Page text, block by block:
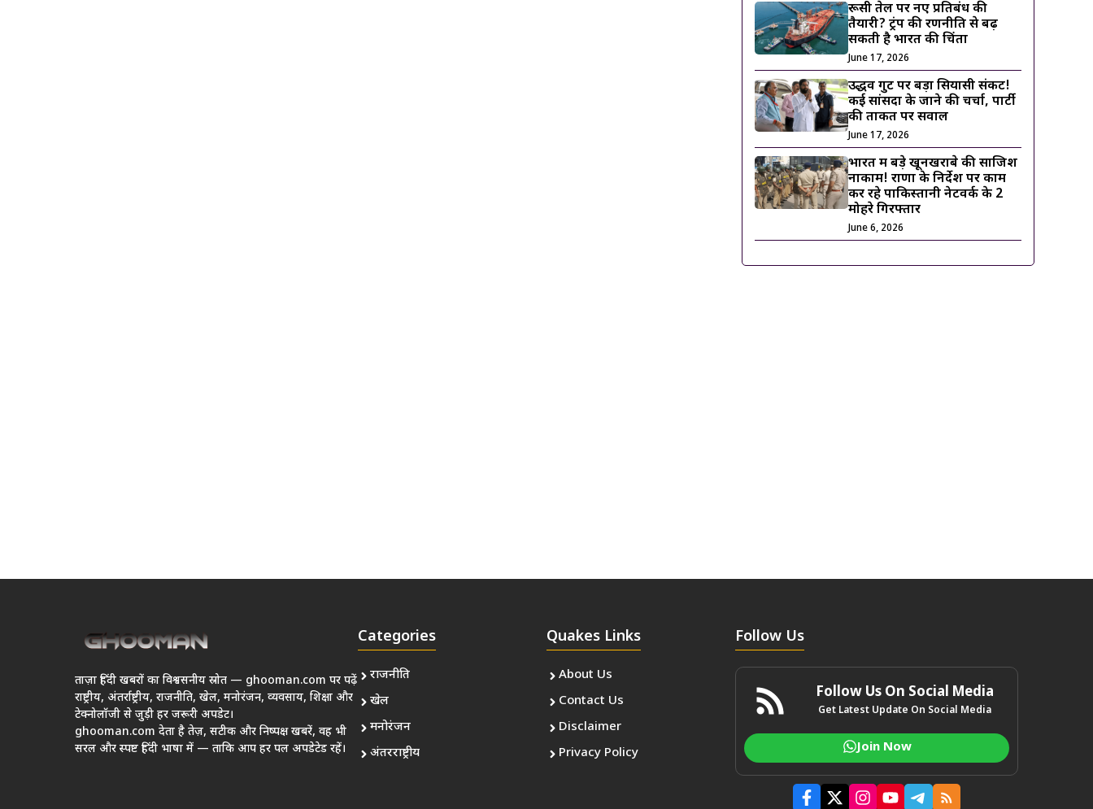
रूसी तेल पर नए प्रतिबंध की
तैयारी? ट्रंप की रणनीति से बढ़
सकती है भारत की चिंता
June 17, 2026
उद्धव गुट पर बड़ा सियासी संकट!
कई सांसदों के जाने की चर्चा, पार्टी
की ताकत पर सवाल
June 17, 2026
भारत में बड़े खूनखराबे की साजिश
नाकाम! राणा के निर्देश पर काम
कर रहे पाकिस्तानी नेटवर्क के 2
मोहरे गिरफ्तार
June 6, 2026
ताज़ा हिंदी खबरों का विश्वसनीय स्रोत — ghooman.com पर पढ़ें
राष्ट्रीय, अंतर्राष्ट्रीय, राजनीति, खेल, मनोरंजन, व्यवसाय, शिक्षा और
टेक्नोलॉजी से जुड़ी हर जरूरी अपडेट।
ghooman.com देता है तेज़, सटीक और निष्पक्ष खबरें, वह भी
सरल और स्पष्ट हिंदी भाषा में — ताकि आप हर पल अपडेटेड रहें।
Categories
राजनीति
खेल
मनोरंजन
अंतरराष्ट्रीय
Quakes Links
About Us
Contact Us
Disclaimer
Privacy Policy
Follow Us
Follow Us On Social Media
Get Latest Update On Social Media
Join Now